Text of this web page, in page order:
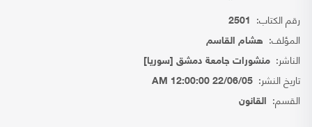
رقم الكتاب: 2501
المؤلف: هشام القاسم
الناشر: منشورات جامعة دمشق [سوريا]
تاريخ النشر: 22/06/05 12:00:00 AM
القسم: القانون